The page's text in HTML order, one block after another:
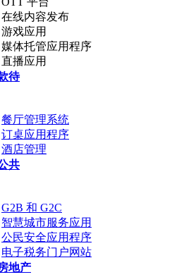
在线内容发布
游戏应用
媒体托管应用程序
直播应用
待
餐厅管理系统
订桌应用程序
酒店管理
共
G2B 和 G2C
智慧城市服务应用
公民安全应用程序
电子税务门户网站
地产